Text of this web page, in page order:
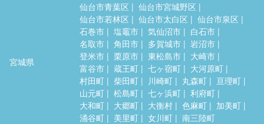
宮城県
仙台市青葉区
仙台市宮城野区
仙台市若林区
仙台市太白区
仙台市泉区
石巻市
塩竈市 気仙沼市
白石市
名取市
角田市 多賀城市
岩沼市
登米市
栗原市 東松島市
大崎市
富谷市
蔵王町 七ヶ宿町
大河原町
村田町
柴田町 川崎町 丸森町
亘理町
山元町
松島町 七ヶ浜町
利府町
大和町
大郷町 大衡村 色麻町
加美町
涌谷町
美里町 女川町 南三陸町